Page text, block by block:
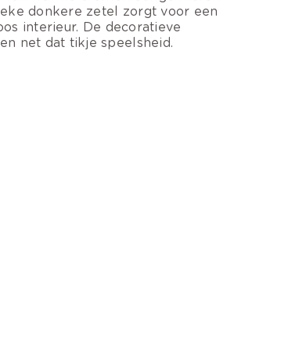
donkere zetel zorgt voor een
interieur. De decoratieve
net dat tikje speelsheid.